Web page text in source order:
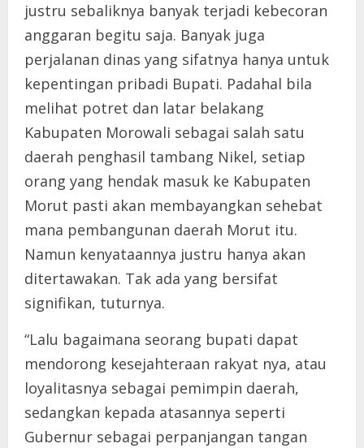
justru sebaliknya banyak terjadi kebecoran
anggaran begitu saja. Banyak juga
perjalanan dinas yang sifatnya hanya untuk
kepentingan pribadi Bupati. Padahal bila
melihat potret dan latar belakang
Kabupaten Morowali sebagai salah satu
daerah penghasil tambang Nikel, setiap
orang yang hendak masuk ke Kabupaten
Morut pasti akan membayangkan sehebat
mana pembangunan daerah Morut itu.
Namun kenyataannya justru hanya akan
ditertawakan. Tak ada yang bersifat
signifikan, tuturnya.
“Lalu bagaimana seorang bupati dapat
mendorong kesejahteraan rakyat nya, atau
loyalitasnya sebagai pemimpin daerah,
sedangkan kepada atasannya seperti
Gubernur sebagai perpanjangan tangan